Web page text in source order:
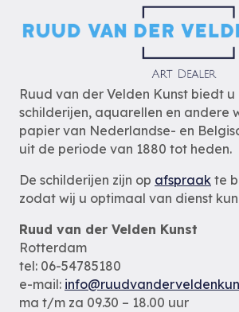
Ruud van der Velden Kunst biedt
schilderijen, aquarellen en andere
papier van Nederlandse- en
uit de periode van 1880 tot heden.
De schilderijen zijn op afspraak te
zodat wij u optimaal van dienst
Ruud van der Velden Kunst
Rotterdam
tel: 06-54785180
e-mail:
ma t/m za 09.30 – 18.00 uur